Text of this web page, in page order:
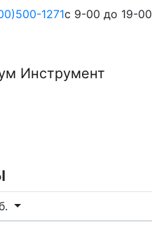
1271с 9-00 до 19-00